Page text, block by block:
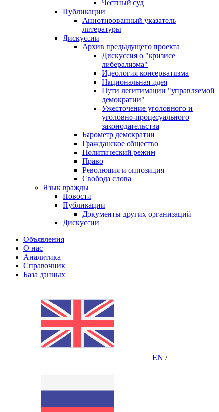
Честный суд
Публикации
Аннотированный указатель
литературы
Дискуссии
Архив предыдущего проекта
Дискуссия о "кризисе
либерализма"
Идеология консерватизма
Национальная идея
Пути легитимации "управляемой
демократии"
Ужесточение уголовного и
уголовно-процесуального
законодательства
Барометр демократии
Гражданское общество
Политический режим
Право
Революция и оппозиция
Свобода слова
Язык вражды
Новости
Публикации
Документы других организаций
Дискуссии
Объявления
О нас
Аналитика
Справочник
База данных
EN /